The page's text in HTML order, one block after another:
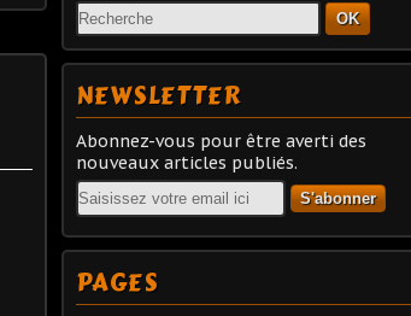
OK
NEWSLETTER
Abonnez-vous pour être averti des
nouveaux articles publiés.
Email
PAGES